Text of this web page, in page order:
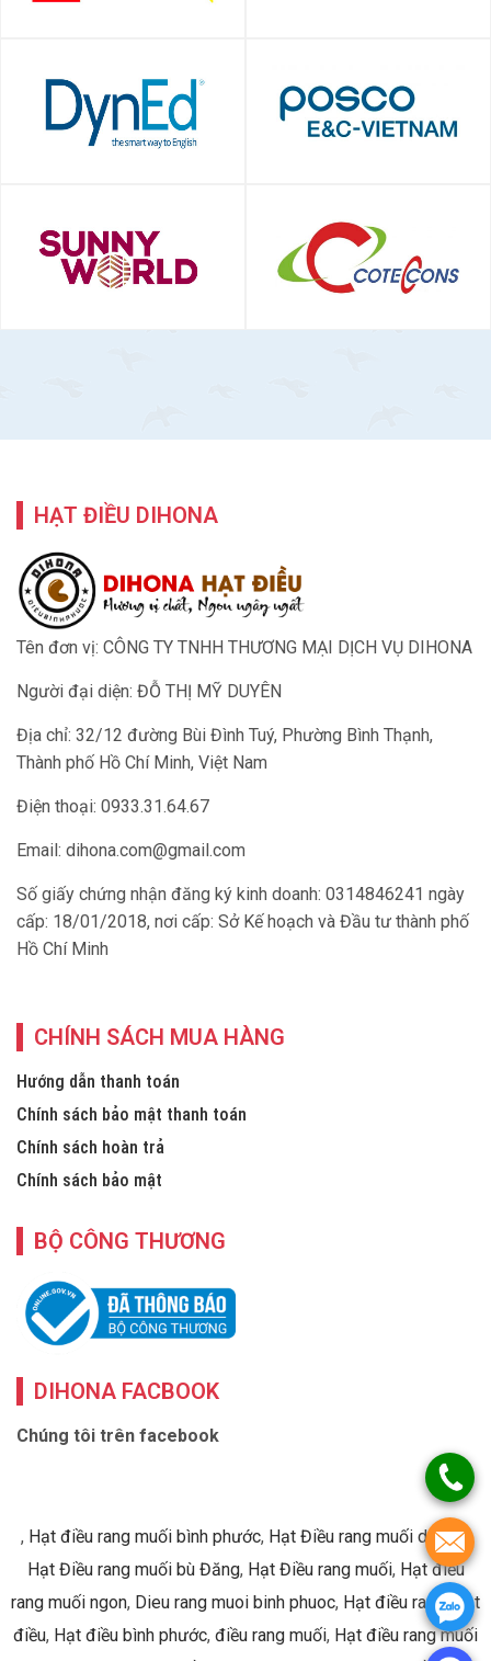
HẠT ĐIỀU DIHONA
Tên đơn vị: CÔNG TY TNHH THƯƠNG MẠI DỊCH VỤ DIHONA
Người đại diện: ĐỖ THỊ MỸ DUYÊN
Địa chỉ: 32/12 đường Bùi Đình Tuý, Phường Bình Thạnh,
Thành phố Hồ Chí Minh, Việt Nam
Điện thoại: 0933.31.64.67
Email: dihona.com@gmail.com
Số giấy chứng nhận đăng ký kinh doanh: 0314846241 ngày
cấp: 18/01/2018, nơi cấp: Sở Kế hoạch và Đầu tư thành phố
Hồ Chí Minh
CHÍNH SÁCH MUA HÀNG
Hướng dẫn thanh toán
Chính sách bảo mật thanh toán
Chính sách hoàn trả
Chính sách bảo mật
BỘ CÔNG THƯƠNG
DIHONA FACBOOK
Chúng tôi trên facebook
, Hạt điều rang muối bình phước, Hạt Điều rang muối dihona ,
Hạt Điều rang muối bù Đăng, Hạt Điều rang muối, Hạt điều
rang muối ngon, Dieu rang muoi binh phuoc, Hạt điều rang,Hạt
điều, Hạt điều bình phước, điều rang muối, Hạt điều rang muối